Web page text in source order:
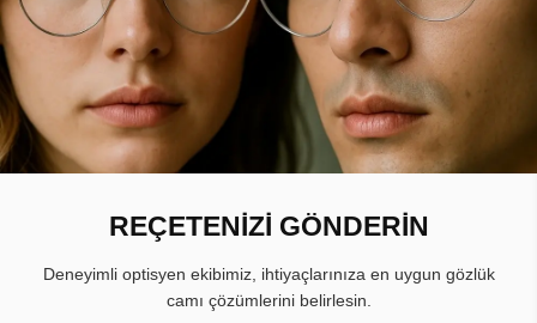
REÇETENİZİ GÖNDERİN
Deneyimli optisyen ekibimiz, ihtiyaçlarınıza en uygun gözlük
camı çözümlerini belirlesin.